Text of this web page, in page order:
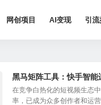
网创项目 AI变现 引
黑马矩阵工具：快手智能
在竞争白热化的短视频生态
率，已成为众多创作者和运